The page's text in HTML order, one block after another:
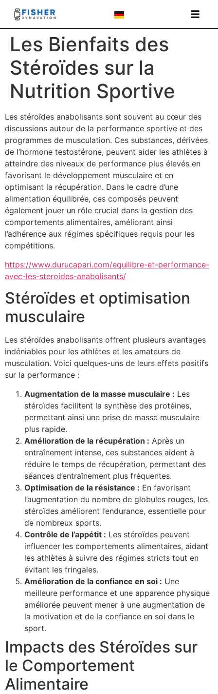
Les Bienfaits des
Stéroïdes sur la
Nutrition Sportive
Les stéroïdes anabolisants sont souvent au cœur des
discussions autour de la performance sportive et des
programmes de musculation. Ces substances, dérivées
de l’hormone testostérone, peuvent aider les athlètes à
atteindre des niveaux de performance plus élevés en
favorisant le développement musculaire et en
optimisant la récupération. Dans le cadre d’une
alimentation équilibrée, ces composés peuvent
également jouer un rôle crucial dans la gestion des
comportements alimentaires, améliorant ainsi
l’adhérence aux régimes spécifiques requis pour les
compétitions.
https://www.durucapari.com/equilibre-et-performance-
avec-les-steroides-anabolisants/
Stéroïdes et optimisation
musculaire
Les stéroïdes anabolisants offrent plusieurs avantages
indéniables pour les athlètes et les amateurs de
musculation. Voici quelques-uns de leurs effets positifs
sur la performance :
Augmentation de la masse musculaire : Les
stéroïdes facilitent la synthèse des protéines,
permettant ainsi une prise de masse musculaire
plus rapide.
Amélioration de la récupération : Après un
entraînement intense, ces substances aident à
réduire le temps de récupération, permettant des
séances d’entraînement plus fréquentes.
Optimisation de la résistance : En favorisant
l’augmentation du nombre de globules rouges, les
stéroïdes améliorent l’endurance, essentielle pour
de nombreux sports.
Contrôle de l’appétit : Les stéroïdes peuvent
influencer les comportements alimentaires, aidant
les athlètes à suivre des régimes stricts tout en
évitant les fringales.
Amélioration de la confiance en soi : Une
meilleure performance et une apparence physique
améliorée peuvent mener à une augmentation de
la motivation et de la confiance en soi dans le
sport.
Impacts des Stéroïdes sur
le Comportement
Alimentaire